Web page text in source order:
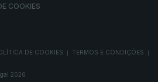
COOKIES
DE COOKIES TERMOS E CONDIÇÕES
2026